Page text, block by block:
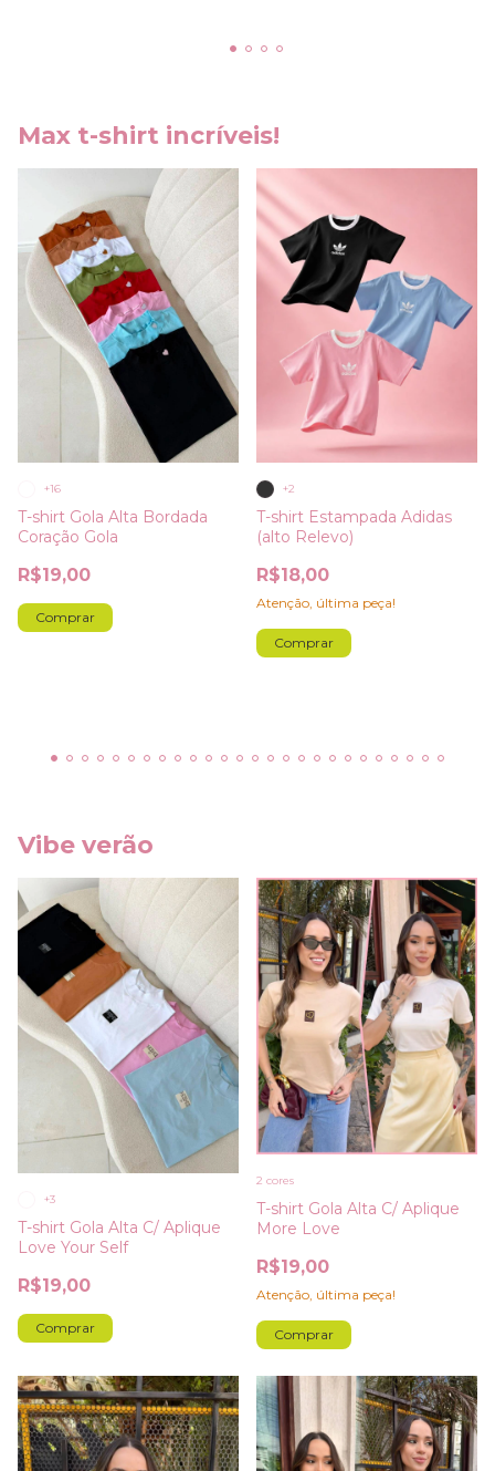
Max t-shirt incríveis!
T-shirt Gola Alta Bordada
Coração Gola
R$19,00
+16
Comprar
T-shirt Estampada Adidas
(alto Relevo)
R$18,00
Atenção, última peça!
+2
Comprar
Vibe verão
T-shirt Gola Alta C/ Aplique
Love Your Self
R$19,00
+3
Comprar
T-shirt Gola Alta C/ Aplique
More Love
R$19,00
Atenção, última peça!
2 cores
Comprar